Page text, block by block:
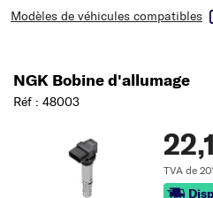
Modèles de véhicules compatibles
NGK Bobine d'allumage
Réf : 48003
TVA de